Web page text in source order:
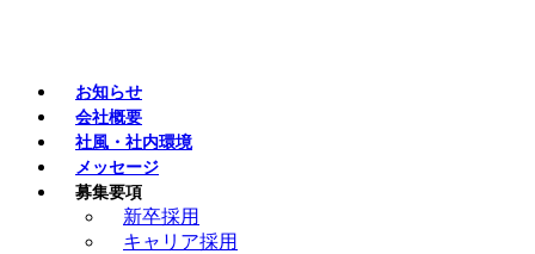
お知らせ
会社概要
社風・社内環境
メッセージ
募集要項
新卒採用
キャリア採用